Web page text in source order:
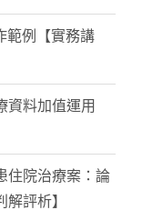
範例【實務講
資料加值運用
住院治療案：論
評析】